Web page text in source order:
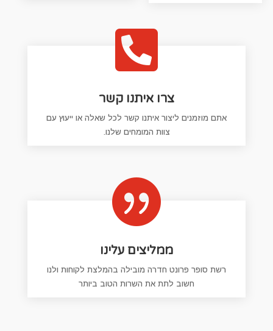

צרו איתנו קשר
אתם מוזמנים ליצור איתנו קשר לכל שאלה או ייעוץ עם
צוות המומחים שלנו.

ממליצים עלינו
רשת סופר פרונט חדרה מובילה בהמלצת לקוחות ולנו
חשוב לתת את השרות הטוב ביותר